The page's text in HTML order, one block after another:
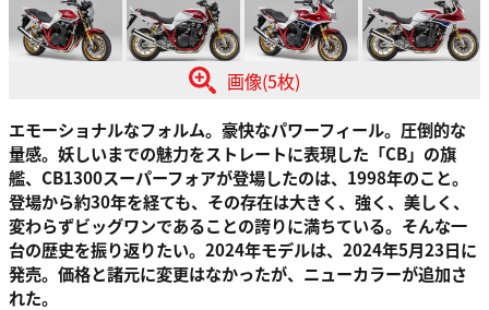
画像(5枚)
エモーショナルなフォルム。豪快なパワーフィール。圧倒的な
量感。妖しいまでの魅力をストレートに表現した「CB」の旗
艦、CB1300スーパーフォアが登場したのは、1998年のこと。
登場から約30年を経ても、その存在は大きく、強く、美しく、
変わらずビッグワンであることの誇りに満ちている。そんな一
台の歴史を振り返りたい。2024年モデルは、2024年5月23日に
発売。価格と諸元に変更はなかったが、ニューカラーが追加さ
れた。